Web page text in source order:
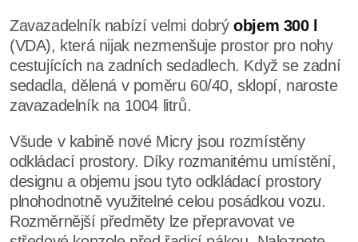
Zavazadelník nabízí velmi dobrýobjem 300 l
(VDA), která nijak nezmenšuje prostor pro nohy
cestujících na zadních sedadlech. Když se zadní
sedadla, dělená v poměru 60/40, sklopí, naroste
zavazadelník na 1004 litrů.
Všude v kabině nové Micry jsou rozmístěny
odkládací prostory. Díky rozmanitému umístění,
designu a objemu jsou tyto odkládací prostory
plnohodnotně využitelné celou posádkou vozu.
Rozměrnější předměty lze přepravovat ve